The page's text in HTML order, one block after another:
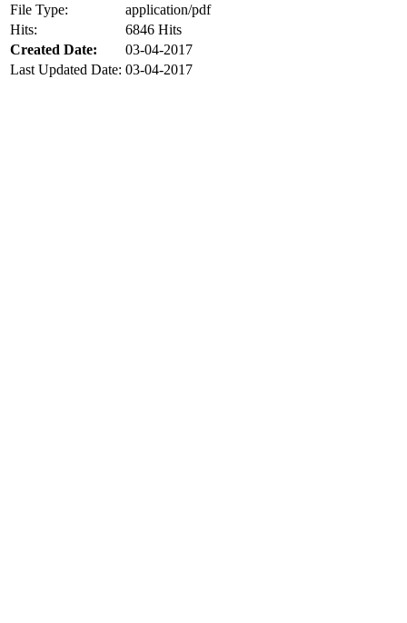
File Type:
application/pdf
Hits:
6846 Hits
Created Date:
03-04-2017
Last Updated Date: 03-04-2017